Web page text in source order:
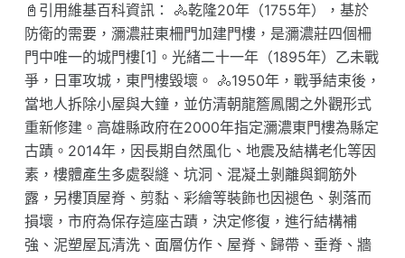
📓引用維基百科資訊： 🚴乾隆20年（1755年），基於
防衛的需要，瀰濃莊東柵門加建門樓，是瀰濃莊四個柵
門中唯一的城門樓[1]。光緒二十一年（1895年）乙未戰
爭，日軍攻城，東門樓毀壞。 🚴1950年，戰爭結束後，
當地人拆除小屋與大鐘，並仿清朝龍簷鳳閣之外觀形式
重新修建。高雄縣政府在2000年指定瀰濃東門樓為縣定
古蹟。2014年，因長期自然風化、地震及結構老化等因
素，樓體產生多處裂縫、坑洞、混凝土剝離與鋼筋外
露，另樓頂屋脊、剪黏、彩繪等裝飾也因褪色、剝落而
損壞，市府為保存這座古蹟，決定修復，進行結構補
強、泥塑屋瓦清洗、面層仿作、屋脊、歸帶、垂脊、牆